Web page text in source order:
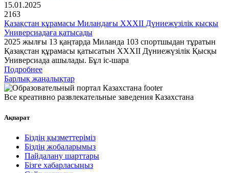
15.01.2025
2163
Қазақстан құрамасы Миландағы XXXII Дүниежүзілік қысқы
Универсиадаға қатысады
2025 жылғы 13 қаңтарда Миланда 103 спортшыдан тұратын
Қазақстан құрамасы қатысатын XXXII Дүниежүзілік Қысқы
Универсиада ашылады. Бұл іс-шара
Подробнее
Барлық жаңалықтар
Все креативно развлекательные заведения Казахстана
Ақпарат
Біздің қызметтеріміз
Біздің жобаларымыз
Пайдалану шарттары
Бізге хабарласыңыз